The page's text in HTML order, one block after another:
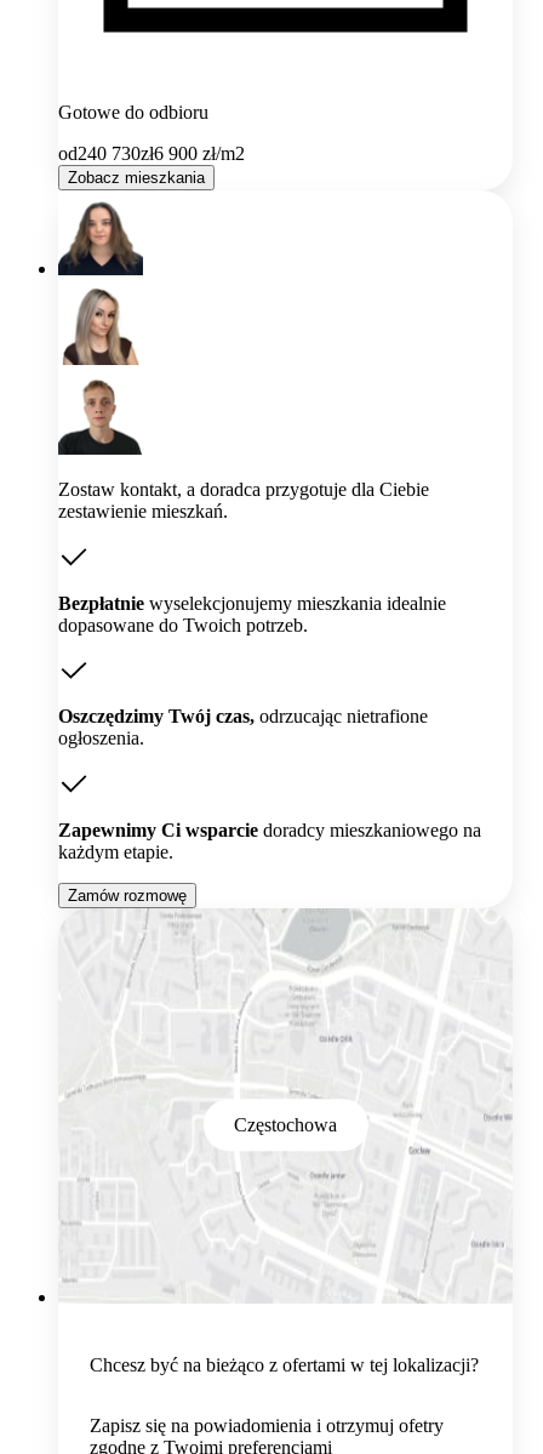
Gotowe do odbioru
od240 730zł6 900 zł/m2
Zobacz mieszkania
Zostaw kontakt, a doradca przygotuje dla Ciebie
zestawienie mieszkań.
Bezpłatnie wyselekcjonujemy mieszkania idealnie
dopasowane do Twoich potrzeb.
Oszczędzimy Twój czas, odrzucając nietrafione
ogłoszenia.
Zapewnimy Ci wsparcie doradcy mieszkaniowego na
każdym etapie.
Zamów rozmowę
Częstochowa
Chcesz być na bieżąco z ofertami w tej lokalizacji?
Zapisz się na powiadomienia i otrzymuj ofetry
zgodne z Twoimi preferencjami